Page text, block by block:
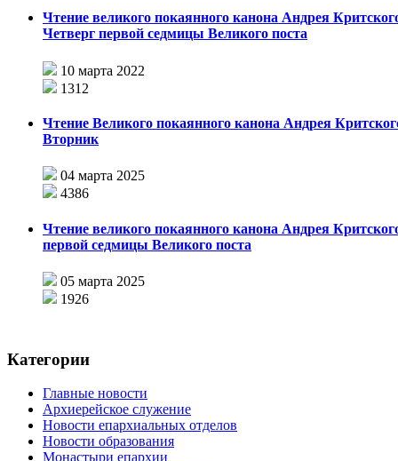
Чтение великого покаянного канона Андрея
Четверг первой седмицы Великого поста
10 марта 2022
1312
Чтение Великого покаянного канона Андрея
Вторник
04 марта 2025
4386
Чтение великого покаянного канона Андрея
первой седмицы Великого поста
05 марта 2025
1926
Категории
Главные новости
Архиерейское служение
Новости епархиальных отделов
Новости образования
Монастыри епархии